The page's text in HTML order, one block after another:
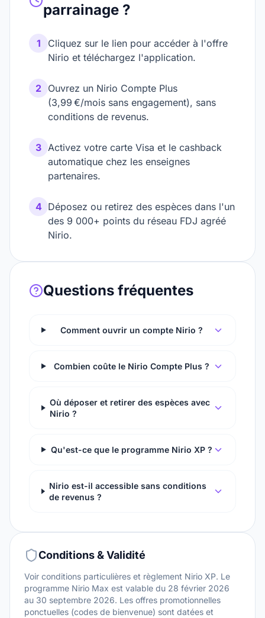
parrainage ?
1
Cliquez sur le lien pour accéder à l'offre
Nirio et téléchargez l'application.
2 Ouvrez un Nirio Compte Plus
(3,99 €/mois sans engagement), sans
conditions de revenus.
3 Activez votre carte Visa et le cashback
automatique chez les enseignes
partenaires.
4 Déposez ou retirez des espèces dans l'un
des 9 000+ points du réseau FDJ agréé
Nirio.
Questions fréquentes
Comment ouvrir un compte Nirio ?
Combien coûte le Nirio Compte Plus ?
Où déposer et retirer des espèces avec
Nirio ?
Qu'est-ce que le programme Nirio XP ?
Nirio est-il accessible sans conditions
de revenus ?
Conditions & Validité
Voir conditions particulières et règlement Nirio XP. Le
programme Nirio Max est valable du 28 février 2026
au 30 septembre 2026. Les offres promotionnelles
ponctuelles (codes de bienvenue) sont datées et